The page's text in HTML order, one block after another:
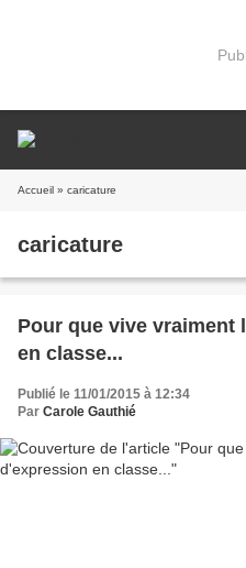
Accueil » caricature
caricature
Pour que vive vraiment
en classe...
Publié le 11/01/2015 à 12:34
Par Carole Gauthié